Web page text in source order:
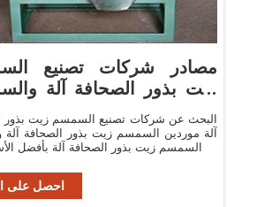
مصادر شركات تصنيع
زيت بذور الصحافة آلة
البحث عن شركات تصنيع السمسم زيت بذور
آلة موردين السمسم زيت بذور الصحافة آلة
السمسم زيت بذور الصحافة آلة بأفضل
احصل على